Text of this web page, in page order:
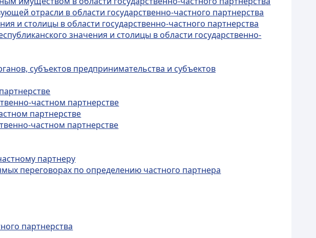
отрасли в области государственно-частного партнерства
и столицы в области государственно-частного партнерства
значения и столицы в области государственно-
субъектов предпринимательства и субъектов
частном партнерстве
партнерстве
частном партнерстве
партнеру
переговорах по определению частного партнера
партнерства